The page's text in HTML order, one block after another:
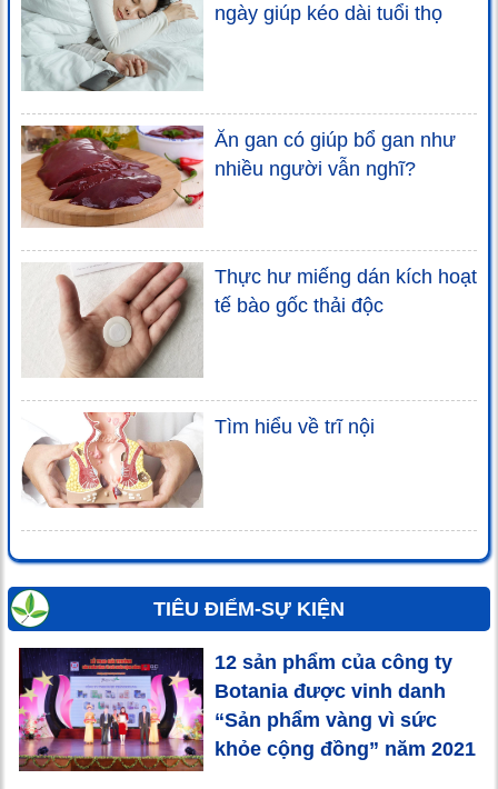
ngày giúp kéo dài tuổi thọ
Ăn gan có giúp bổ gan như
nhiều người vẫn nghĩ?
Thực hư miếng dán kích hoạt
tế bào gốc thải độc
Tìm hiểu về trĩ nội
TIÊU ĐIỂM-SỰ KIỆN
12 sản phẩm của công ty
Botania được vinh danh
“Sản phẩm vàng vì sức
khỏe cộng đồng” năm 2021